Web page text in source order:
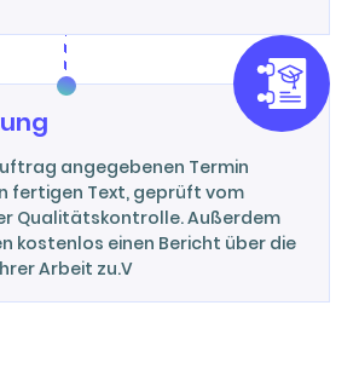
angegebenen Termin
fertigen Text, geprüft vom
Qualitätskontrolle. Außerdem
kostenlos einen Bericht über die
Arbeit zu.V